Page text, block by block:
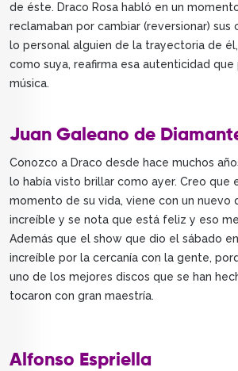
de éste. Draco Rosa habló en un
reclamaban por cambiar (reversionar) sus
lo personal alguien de la trayectoria de
como suya, reafirma esa autenticidad que
música.
Juan Galeano de
Conozco a Draco desde hace muchos
lo había visto brillar como ayer. Creo que
momento de su vida, viene con un nuevo
increíble y se nota que está feliz y eso
Además que el show que dio el sábado
increíble por la cercanía con la gente,
uno de los mejores discos que se han
tocaron con gran maestría.
Alfonso Espriella